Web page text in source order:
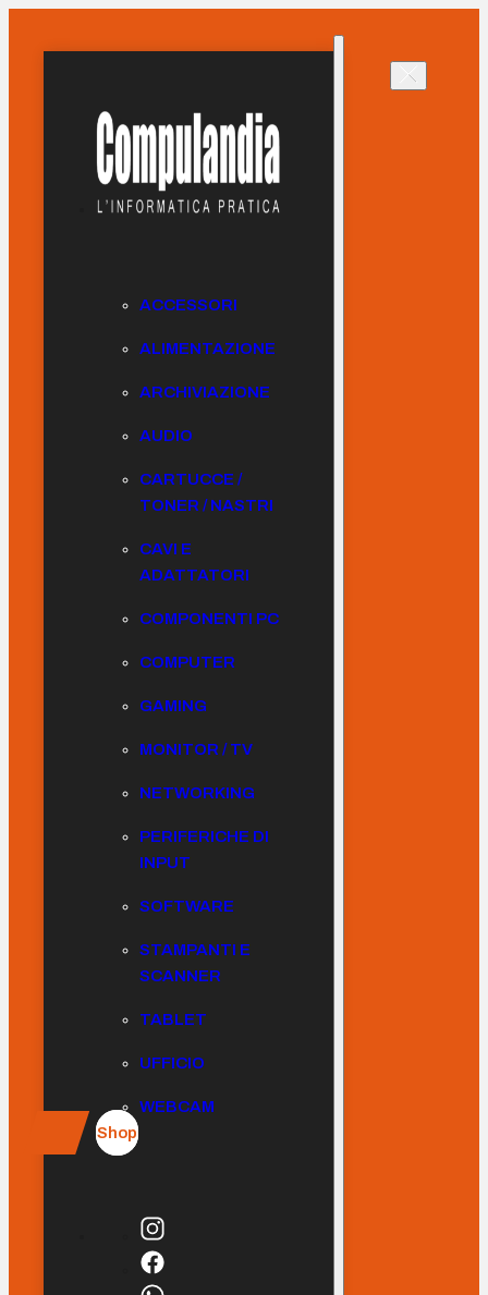
ACCESSORI
ALIMENTAZIONE
ARCHIVIAZIONE
AUDIO
CARTUCCE /
TONER / NASTRI
CAVI E
ADATTATORI
COMPONENTI PC
COMPUTER
GAMING
MONITOR / TV
NETWORKING
PERIFERICHE DI
INPUT
SOFTWARE
STAMPANTI E
SCANNER
TABLET
UFFICIO
WEBCAM
Shop